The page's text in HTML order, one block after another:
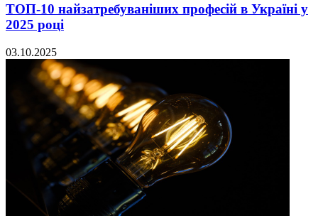
ТОП-10 найзатребуваніших професій в Україні у
2025 році
03.10.2025